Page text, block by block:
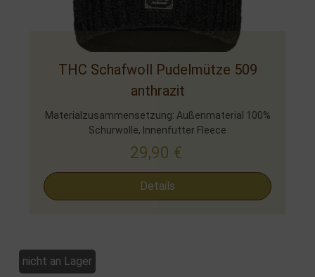
THC Schafwoll Pudelmütze 509
anthrazit
Materialzusammensetzung: Außenmaterial 100%
Schurwolle, Innenfutter Fleece
29,90 €
Details
nicht an Lager